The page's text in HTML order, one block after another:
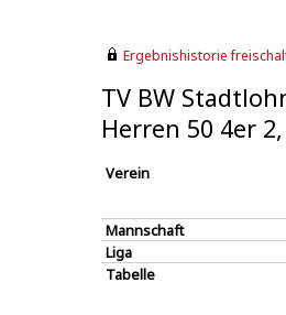
Ergebnishistorie
TV BW
Herren 50 4er
Verein
Mannschaft
Liga
Tabelle